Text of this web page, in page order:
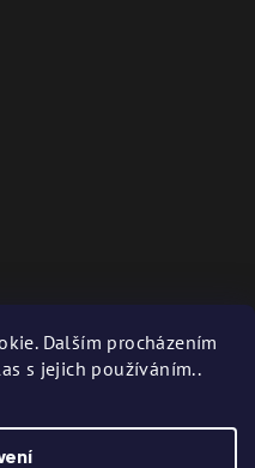
Dalším procházením
s jejich používáním..